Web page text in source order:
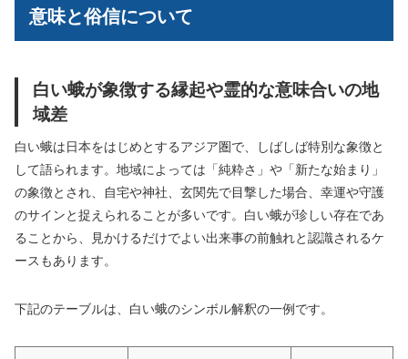
意味と俗信について
白い蛾が象徴する縁起や霊的な意味合いの地
域差
白い蛾は日本をはじめとするアジア圏で、しばしば特別な象徴と
して語られます。地域によっては「純粋さ」や「新たな始まり」
の象徴とされ、自宅や神社、玄関先で目撃した場合、幸運や守護
のサインと捉えられることが多いです。白い蛾が珍しい存在であ
ることから、見かけるだけでよい出来事の前触れと認識されるケ
ースもあります。
下記のテーブルは、白い蛾のシンボル解釈の一例です。